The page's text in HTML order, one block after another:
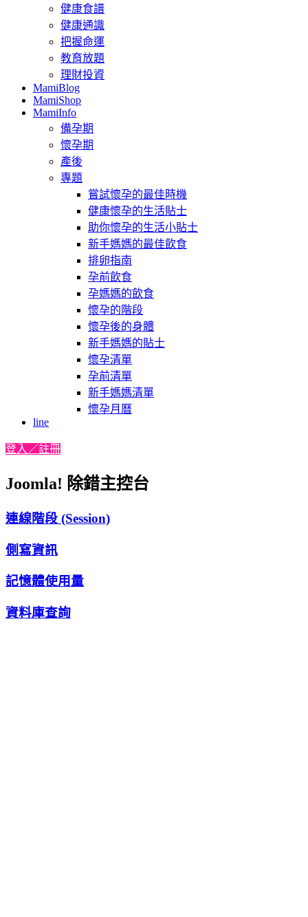
健康食譜
健康通識
把握命運
教育放題
理財投資
MamiBlog
MamiShop
MamiInfo
備孕期
懷孕期
產後
專題
嘗試懷孕的最佳時機
健康懷孕的生活貼士
助你懷孕的生活小貼士
新手媽媽的最佳飲食
排卵指南
孕前飲食
孕媽媽的飲食
懷孕的階段
懷孕後的身體
新手媽媽的貼士
懷孕清單
孕前清單
新手媽媽清單
懷孕月曆
line
登入／註冊
Joomla! 除錯主控台
連線階段 (Session)
側寫資訊
記憶體使用量
資料庫查詢